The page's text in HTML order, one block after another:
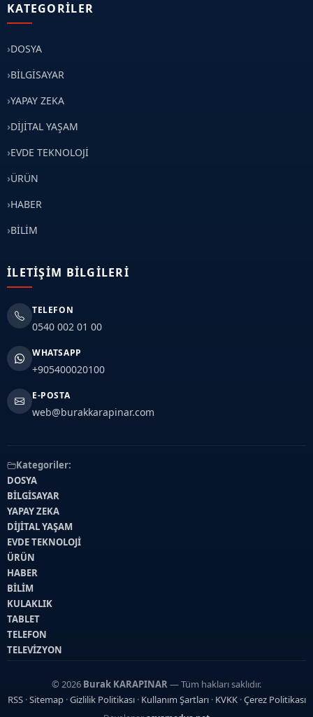
KATEGORILER
DOSYA
BİLGİSAYAR
YAPAY ZEKA
DİJİTAL YAŞAM
EVDE TEKNOLOJİ
ÜRÜN
HABER
BİLİM
İLETIŞIM BILGILERI
TELEFON
0540 002 01 00
WHATSAPP
+905400020100
E-POSTA
web@burakkarapinar.com
Kategoriler:
DOSYA
BİLGİSAYAR
YAPAY ZEKA
DİJİTAL YAŞAM
EVDE TEKNOLOJİ
ÜRÜN
HABER
BİLİM
KULAKLIK
TABLET
TELEFON
TELEVİZYON
© 2026 Burak KARAPINAR— Tüm hakları saklıdır.
RSS·Sitemap·Gizlilik Politikası· Kullanım Şartları· KVKK·Çerez Politikası